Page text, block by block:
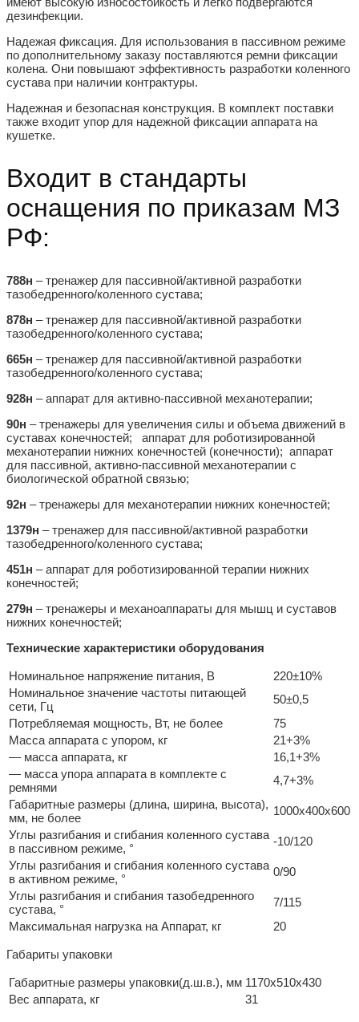
дезинфекции.
Надежая фиксация. Для использования в пассивном режиме
по дополнительному заказу поставляются ремни фиксации
колена. Они повышают эффективность разработки коленного
сустава при наличии контрактуры.
Надежная и безопасная конструкция. В комплект поставки
также входит упор для надежной фиксации аппарата на
кушетке.
Входит в стандарты
оснащения по приказам МЗ
РФ:
788н – тренажер для пассивной/активной разработки
тазобедренного/коленного сустава;
878н – тренажер для пассивной/активной разработки
тазобедренного/коленного сустава;
665н – тренажер для пассивной/активной разработки
тазобедренного/коленного сустава;
928н – аппарат для активно-пассивной механотерапии;
90н – тренажеры для увеличения силы и объема движений в
суставах конечностей; аппарат для роботизированной
механотерапии нижних конечностей (конечности); аппарат
для пассивной, активно-пассивной механотерапии с
биологической обратной связью;
92н – тренажеры для механотерапии нижних конечностей;
1379н – тренажер для пассивной/активной разработки
тазобедренного/коленного сустава;
451н – аппарат для роботизированной терапии нижних
конечностей;
279н – тренажеры и механоаппараты для мышц и суставов
нижних конечностей;
Технические характеристики оборудования
Номинальное напряжение питания, В
220±10%
Номинальное значение частоты питающей
сети, Гц
50±0,5
Потребляемая мощность, Вт, не более
75
Масса аппарата с упором, кг
21+3%
— масса аппарата, кг
16,1+3%
— масса упора аппарата в комплекте с
ремнями
4,7+3%
Габаритные размеры (длина, ширина, высота),
мм, не более
1000х400х600
Углы разгибания и сгибания коленного сустава
в пассивном режиме, °
-10/120
Углы разгибания и сгибания коленного сустава
в активном режиме, °
0/90
Углы разгибания и сгибания тазобедренного
сустава, °
7/115
Максимальная нагрузка на Аппарат, кг
20
Габариты упаковки
Габаритные размеры упаковки(д.ш.в.), мм 1170х510х430
Вес аппарата, кг
31